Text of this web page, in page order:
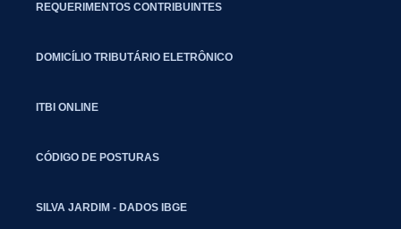
REQUERIMENTOS CONTRIBUINTES
DOMICÍLIO TRIBUTÁRIO ELETRÔNICO
ITBI ONLINE
CÓDIGO DE POSTURAS
SILVA JARDIM - DADOS IBGE